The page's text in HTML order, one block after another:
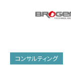
コンサルティング